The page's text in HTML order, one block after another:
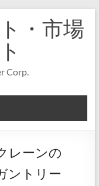
・市場
Corp.
レーンの
ントリー